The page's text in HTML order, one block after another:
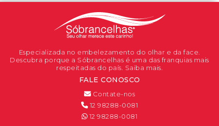
Especializada no embelezamento do olhar e da face.
Descubra porque a Sóbrancelhas é uma das franquias mais
respeitadas do país. Saiba mais.
FALE CONOSCO
Contate-nos
12 98288-0081
12 98288-0081